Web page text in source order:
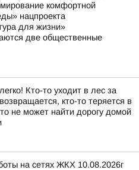
комфортной
нацпроекта
для жизни»
две общественные
Кто-то уходит в лес за
кто-то теряется в
не может найти дорогу домой
на сетях ЖКХ 10.08.2026г